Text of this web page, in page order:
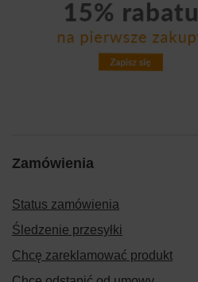
Zamówienia
Status zamówienia
Śledzenie przesyłki
Chcę zareklamować produkt